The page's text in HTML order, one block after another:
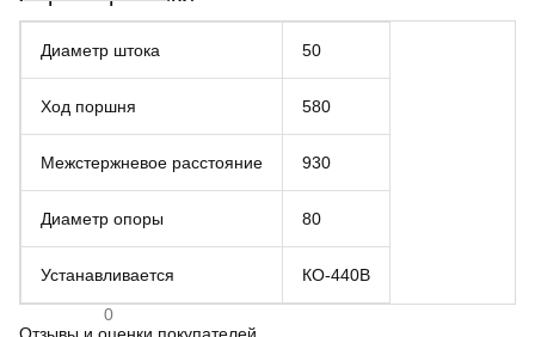
Диаметр штока 50
Ход поршня 580
Межстержневое расстояние 930
Диаметр опоры 80
Устанавливается КО-440В
0